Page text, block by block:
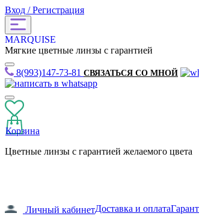
Вход / Регистрация
MARQUISE
Мягкие цветные линзы с гарантией
8(993)147-73-81 СВЯЗАТЬСЯ СО МНОЙ
Корзина
Цветные линзы с гарантией желаемого цвета
Личный кабинетДоставка и оплата